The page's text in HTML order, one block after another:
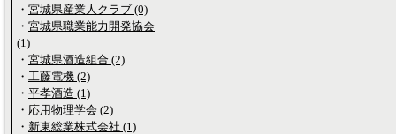
・ 宮城県産業人クラブ (0)
・ 宮城県職業能力開発協会
(1)
・ 宮城県酒造組合 (2)
・ 工藤電機 (2)
・ 平孝酒造 (1)
・ 応用物理学会 (2)
・ 新東総業株式会社 (1)